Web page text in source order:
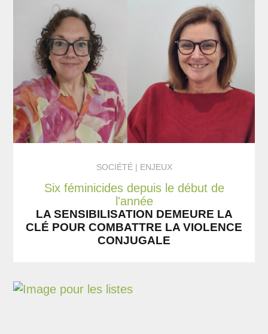
SOCIÉTÉ ENJEUX
Six féminicides depuis le début de
l'année
LA SENSIBILISATION DEMEURE LA
CLÉ POUR COMBATTRE LA VIOLENCE
CONJUGALE